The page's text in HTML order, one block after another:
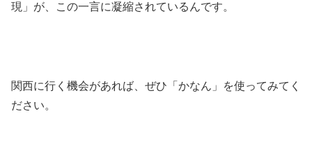
現」が、この一言に凝縮されているんです。
関西に行く機会があれば、ぜひ「かなん」を使ってみてく
ださい。